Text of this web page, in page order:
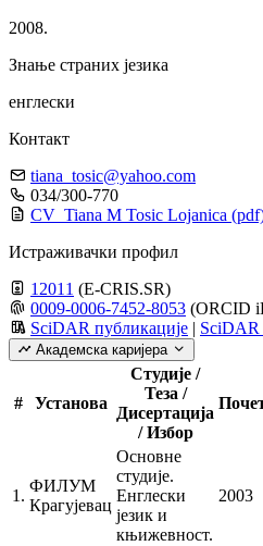
2008.
Знање страних језика
енглески
Контакт
tiana_tosic@yahoo.com
034/300-770
CV_Tiana M Tosic Lojanica
Истраживачки профил
12011 (E-CRIS.SR)
0009-0006-7452-8053 (ORCID
SciDAR публикације | SciDAR
Академска каријера
# Установа
Студије /
Теза /
Дисертација
/ Избор
1.
ФИЛУМ
Крагујевац
Основне
студије.
Енглески
језик и
књижевност.
2003